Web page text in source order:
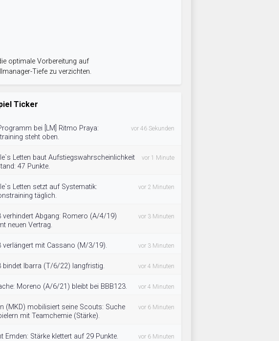
optimale Vorbereitung auf
Tiefe zu verzichten.
Ticker
bei [LM] Ritmo Praya:
steht oben.
vor 46 Sekunden
Letten baut Aufstiegswahrscheinlichkeit
47 Punkte.
vor 1 Minute
Letten setzt auf Systematik:
täglich.
vor 2 Minuten
verhindert Abgang: Romero (A/4/19)
neuen Vertrag.
vor 3 Minuten
verlängert mit Cassano (M/3/19). vor 3 Minuten
bindet Ibarra (T/6/22) langfristig. vor 4 Minuten
Moreno (A/6/21) bleibt bei BBB123. vor 4 Minuten
(MKD) mobilisiert seine Scouts: Suche
mit Teamchemie (Stärke).
vor 6 Minuten
Emden: Stärke klettert auf 29 Punkte. vor 6 Minuten